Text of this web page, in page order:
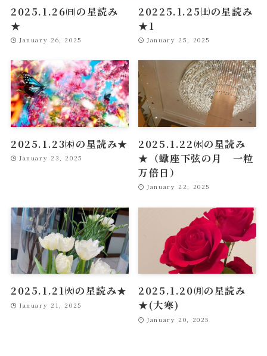
2025.1.26㈰の星読み
★
January 26, 2025
20225.1.25㈯の星読み
★1
January 25, 2025
2025.1.23㈭の星読み★
January 23, 2025
2025.1.22㈬の星読み
★（蠍座下弦の月 一粒
万倍日）
January 22, 2025
2025.1.21㈫の星読み★
January 21, 2025
2025.1.20㈪の星読み
★(大寒)
January 20, 2025